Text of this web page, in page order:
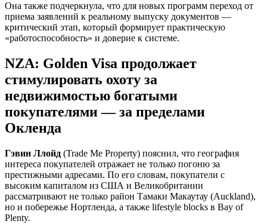
Она также подчеркнула, что для новых программ переход от
приема заявлений к реальному выпуску документов —
критический этап, который формирует практическую
«работоспособность» и доверие к системе.
NZA: Golden Visa продолжает
стимулировать охоту за
недвижимостью богатыми
покупателями — за пределами
Окленда
Гэвин Ллойд (Trade Me Property) пояснил, что география
интереса покупателей отражает не только погоню за
престижными адресами. По его словам, покупатели с
высоким капиталом из США и Великобритании
рассматривают не только район Тамаки Макаутау (Auckland),
но и побережье Нортленда, а также lifestyle blocks в Bay of
Plenty.